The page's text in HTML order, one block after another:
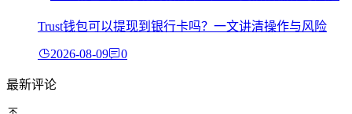
Trust钱包可以提现到银行卡吗？一文讲清操作与风险
2026-08-09 0
最新评论